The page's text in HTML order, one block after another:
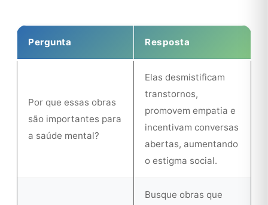
Pergunta Resposta
Por que essas obras
são importantes para
a saúde mental?
Elas desmistificam
transtornos,
promovem empatia e
incentivam conversas
abertas, aumentando
o estigma social.
Busque obras que